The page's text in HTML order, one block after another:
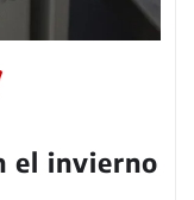
el invierno